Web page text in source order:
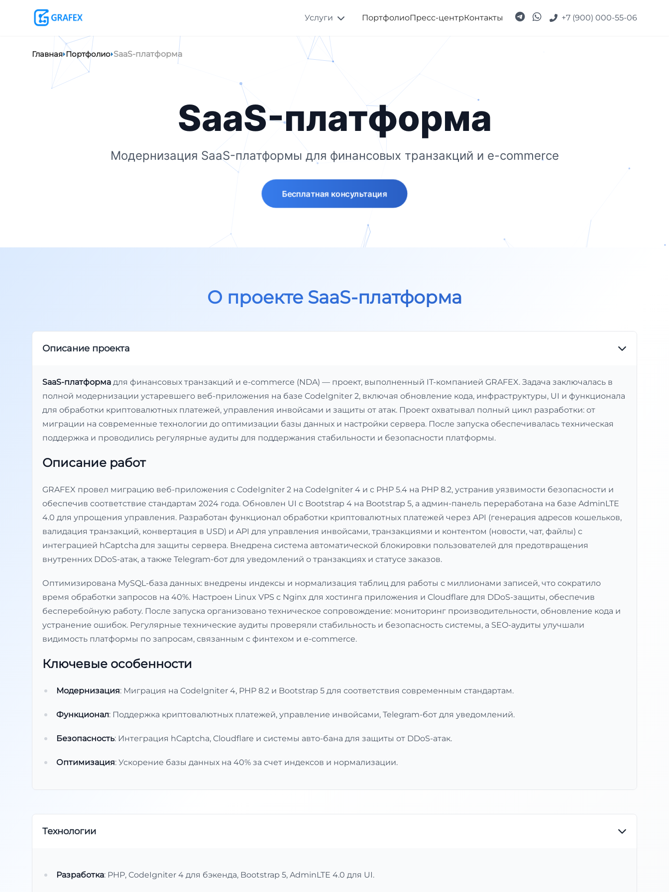
Услуги ПортфолиоПресс-центрКонтакты +7 (900) 000-55-06
Главная Портфолио SaaS-платформа
SaaS-платформа
Модернизация SaaS-платформы для финансовых транзакций и e-commerce
Бесплатная консультация
О проекте SaaS-платформа
Описание проекта
SaaS-платформа для финансовых транзакций и e-commerce (NDA) — проект, выполненный IT-компанией GRAFEX. Задача заключалась в
полной модернизации устаревшего веб-приложения на базе CodeIgniter 2, включая обновление кода, инфраструктуры, UI и функционала
для обработки криптовалютных платежей, управления инвойсами и защиты от атак. Проект охватывал полный цикл разработки: от
миграции на современные технологии до оптимизации базы данных и настройки сервера. После запуска обеспечивалась техническая
поддержка и проводились регулярные аудиты для поддержания стабильности и безопасности платформы.
Описание работ
GRAFEX провел миграцию веб-приложения с CodeIgniter 2 на CodeIgniter 4 и с PHP 5.4 на PHP 8.2, устранив уязвимости безопасности и
обеспечив соответствие стандартам 2024 года. Обновлен UI с Bootstrap 4 на Bootstrap 5, а админ-панель переработана на базе AdminLTE
4.0 для упрощения управления. Разработан функционал обработки криптовалютных платежей через API (генерация адресов кошельков,
валидация транзакций, конвертация в USD) и API для управления инвойсами, транзакциями и контентом (новости, чат, файлы) с
интеграцией hCaptcha для защиты сервера. Внедрена система автоматической блокировки пользователей для предотвращения
внутренних DDoS-атак, а также Telegram-бот для уведомлений о транзакциях и статусе заказов.
Оптимизирована MySQL-база данных: внедрены индексы и нормализация таблиц для работы с миллионами записей, что сократило
время обработки запросов на 40%. Настроен Linux VPS с Nginx для хостинга приложения и Cloudflare для DDoS-защиты, обеспечив
бесперебойную работу. После запуска организовано техническое сопровождение: мониторинг производительности, обновление кода и
устранение ошибок. Регулярные технические аудиты проверяли стабильность и безопасность системы, а SEO-аудиты улучшали
видимость платформы по запросам, связанным с финтехом и e-commerce.
Ключевые особенности
Модернизация: Миграция на CodeIgniter 4, PHP 8.2 и Bootstrap 5 для соответствия современным стандартам.
Функционал: Поддержка криптовалютных платежей, управление инвойсами, Telegram-бот для уведомлений.
Безопасность: Интеграция hCaptcha, Cloudflare и системы авто-бана для защиты от DDoS-атак.
Оптимизация: Ускорение базы данных на 40% за счет индексов и нормализации.
Технологии
Разработка: PHP, CodeIgniter 4 для бэкенда, Bootstrap 5, AdminLTE 4.0 для UI.